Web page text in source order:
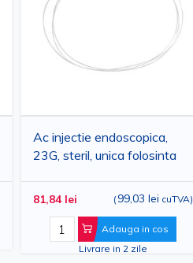
Ac injectie endoscopica,
23G, steril, unica folosinta
81,84 lei ( 99,03 lei cuTVA)
Adauga in cos
Livrare in 2 zile